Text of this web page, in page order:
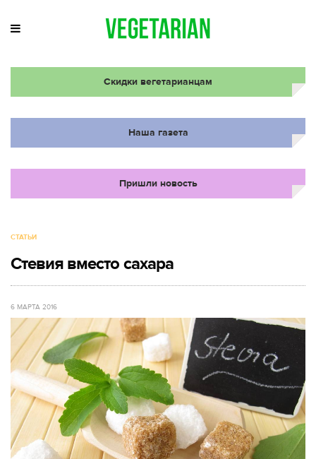
Скидки вегетарианцам
Наша газета
Пришли новость
СТАТЬИ
Стевия вместо сахара
6 МАРТА 2016